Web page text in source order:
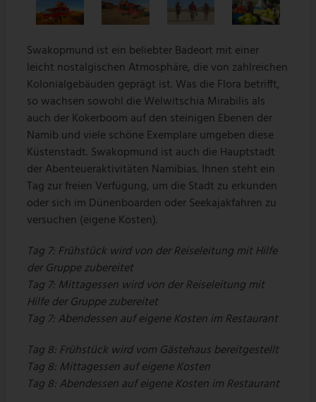
Swakopmund ist ein beliebter Badeort mit einer
leicht nostalgischen Atmosphäre, die von zahlreichen
Kolonialgebäuden geprägt ist. Was die Flora betrifft,
so wachsen sowohl die Welwitschia Mirabilis als
auch der Kokerboom auf den steinigen Ebenen der
Namib und viele schöne Exemplare umgeben diese
Küstenstadt. Swakopmund ist auch die Hauptstadt
der Abenteueraktivitäten Namibias. Ihnen steht ein
Tag zur freien Verfügung, um die Stadt zu erkunden
oder sich im Dünenboarden oder Seekajakfahren zu
versuchen (eigene Kosten).
Tag 7: Frühstück wird von der Reiseleitung mit Hilfe
der Gruppe zubereitet
Tag 7: Mittagessen wird von der Reiseleitung mit
Hilfe der Gruppe zubereitet
Tag 7: Abendessen auf eigene Kosten im Restaurant
Tag 8: Frühstück wird vom Gästehaus bereitgestellt
Tag 8: Mittagessen auf eigene Kosten
Tag 8: Abendessen auf eigene Kosten im Restaurant